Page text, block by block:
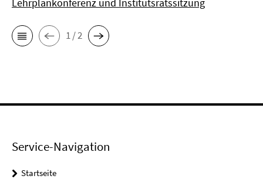
1 / 2
Service-Navigation
Startseite